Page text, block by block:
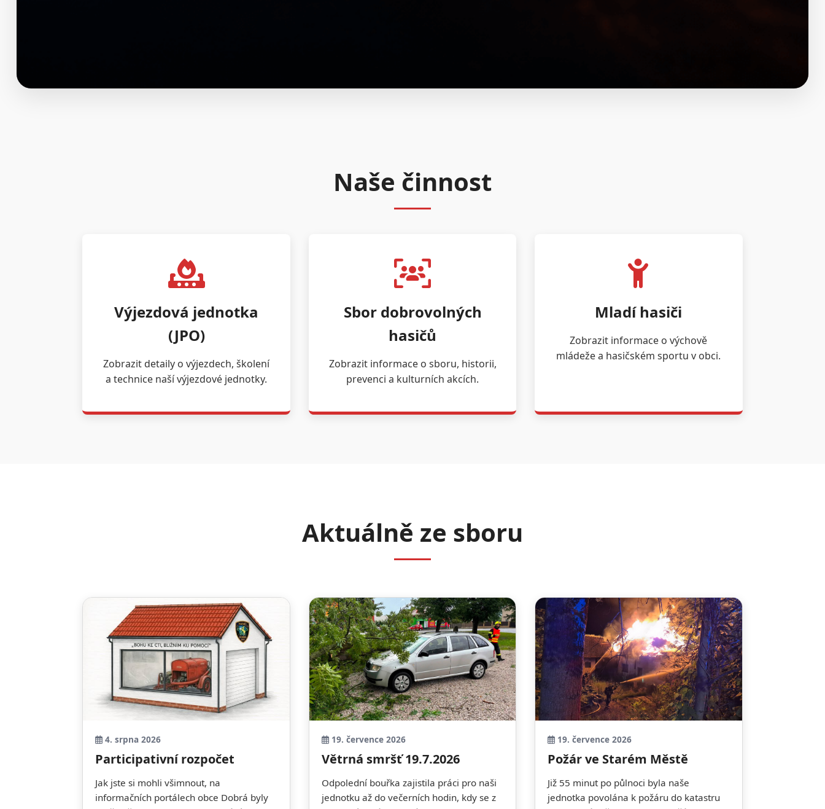
Naše činnost
Výjezdová jednotka
(JPO)
Zobrazit detaily o výjezdech, školení
a technice naší výjezdové jednotky.
Sbor dobrovolných
hasičů
Zobrazit informace o sboru, historii,
prevenci a kulturních akcích.
Mladí hasiči
Zobrazit informace o výchově
mládeže a hasičském sportu v obci.
Aktuálně ze sboru
4. srpna 2026
Participativní rozpočet
Jak jste si mohli všimnout, na
informačních portálech obce Dobrá byly
19. července 2026
Větrná smršť 19.7.2026
Odpolední bouřka zajistila práci pro naši
jednotku až do večerních hodin, kdy se z
19. července 2026
Požár ve Starém Městě
Již 55 minut po půlnoci byla naše
jednotka povolána k požáru do katastru